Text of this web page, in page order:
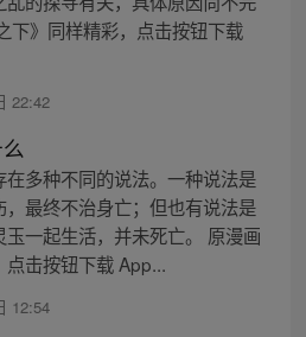
下》同样精彩，点击按钮下载
22:42
多种不同的说法。一种说法是
最终不治身亡；但也有说法是
一起生活，并未死亡。 原漫画
点击按钮下载 App...
12:54